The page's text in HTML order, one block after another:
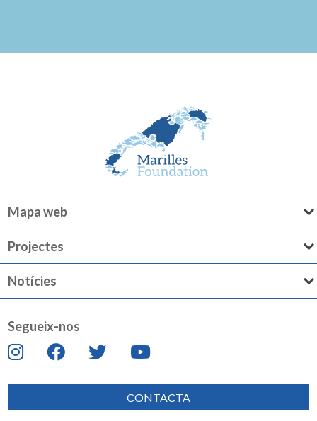
Mapa web
Projectes
Notícies
Segueix-nos
CONTACTA